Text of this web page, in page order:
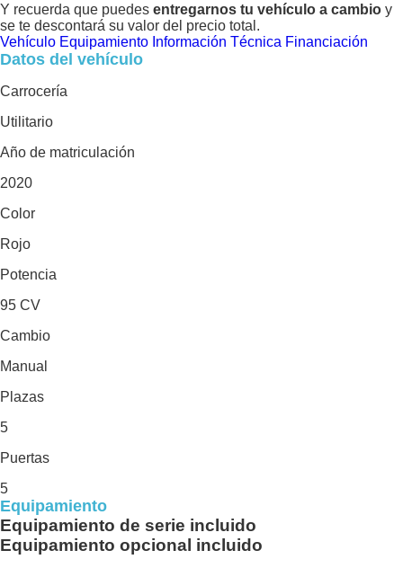
Y recuerda que puedes entregarnos tu vehículo a cambio y
se te descontará su valor del precio total.
Vehículo Equipamiento Información Técnica Financiación
Datos del vehículo
Carrocería
Utilitario
Año de matriculación
2020
Color
Rojo
Potencia
95 CV
Cambio
Manual
Plazas
5
Puertas
5
Equipamiento
Equipamiento de serie incluido
Equipamiento opcional incluido